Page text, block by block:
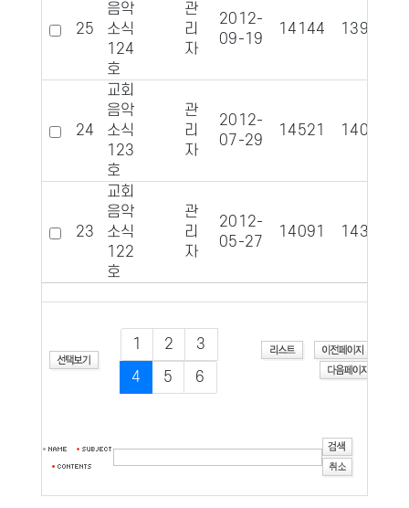
25
음악
소식
124
호
관
리
자
2012-
09-19
14144 1392
24
교회
음악
소식
123
호
관
리
자
2012-
07-29
14521 1402
23
교회
음악
소식
122
호
관
리
자
2012-
05-27
14091 1434
1 2
3
4
5 6